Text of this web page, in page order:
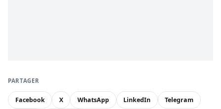
PARTAGER
Facebook X WhatsApp LinkedIn Telegram